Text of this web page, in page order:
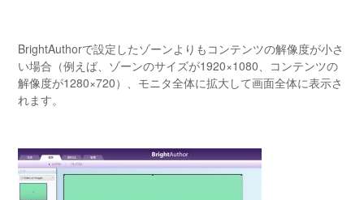
BrightAuthorで設定したゾーンよりもコンテンツの解像度が小さ
い場合（例えば、ゾーンのサイズが1920×1080、コンテンツの
解像度が1280×720）、モニタ全体に拡大して画面全体に表示さ
れます。